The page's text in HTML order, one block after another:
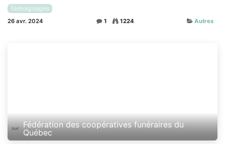
Témoignages
26 avr. 2024 1 1224 Autres
Fédération des coopératives funéraires du
Québec